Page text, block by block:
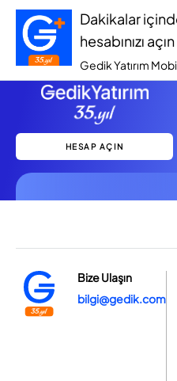
Dakikalar
hesabınızı açın
Gedik Yatırım
HESAP AÇIN
Bize Ulaşın
bilgi@gedik.com